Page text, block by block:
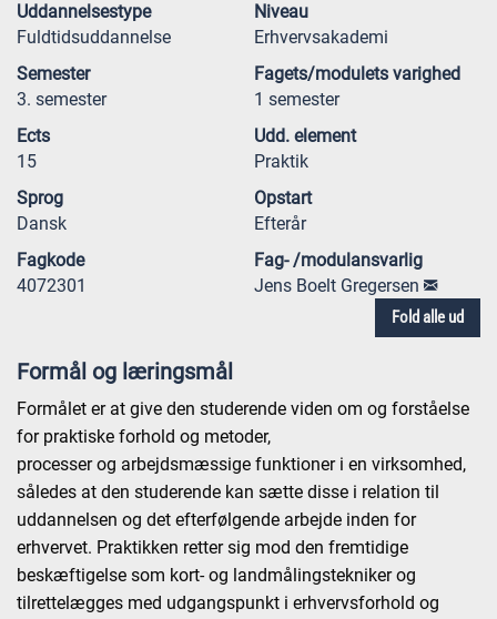
Uddannelsestype
Fuldtidsuddannelse
Niveau
Erhvervsakademi
Semester
3. semester
Fagets/modulets varighed
1 semester
Ects
15
Udd. element
Praktik
Sprog
Dansk
Opstart
Efterår
Fagkode
4072301
Fag- /modulansvarlig
Jens Boelt Gregersen
Fold alle ud
Formål og læringsmål
Formålet er at give den studerende viden om og forståelse
for praktiske forhold og metoder,
processer og arbejdsmæssige funktioner i en virksomhed,
således at den studerende kan sætte disse i relation til
uddannelsen og det efterfølgende arbejde inden for
erhvervet. Praktikken retter sig mod den fremtidige
beskæftigelse som kort- og landmålingstekniker og
tilrettelægges med udgangspunkt i erhvervsforhold og